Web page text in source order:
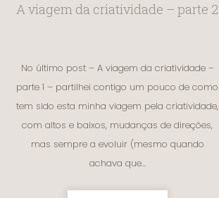
A viagem da criatividade – parte 2
No último post – A viagem da criatividade –
parte 1 – partilhei contigo um pouco de como
tem sido esta minha viagem pela criatividade,
com altos e baixos, mudanças de direções,
mas sempre a evoluir (mesmo quando
achava que…